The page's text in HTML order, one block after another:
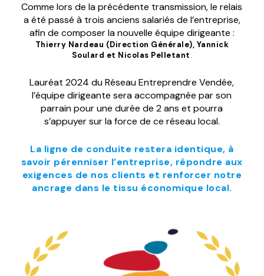
Comme lors de la précédente transmission, le relais
a été passé à trois anciens salariés de l’entreprise,
afin de composer la nouvelle équipe dirigeante :
Thierry Nardeau (Direction Générale), Yannick
Soulard et Nicolas Pelletant.
Lauréat 2024 du Réseau Entreprendre Vendée,
l’équipe dirigeante sera accompagnée par son
parrain pour une durée de 2 ans et pourra
s’appuyer sur la force de ce réseau local.
La ligne de conduite restera identique, à
savoir pérenniser l’entreprise, répondre aux
exigences de nos clients et renforcer notre
ancrage dans le tissu économique local.